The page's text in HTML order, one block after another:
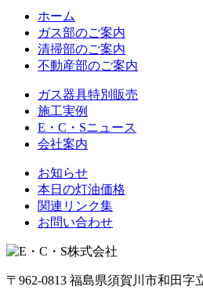
ホーム
ガス部のご案内
清掃部のご案内
不動産部のご案内
ガス器具特別販売
施工実例
E・C・Sニュース
会社案内
お知らせ
本日の灯油価格
関連リンク集
お問い合わせ
〒962-0813 福島県須賀川市和田字